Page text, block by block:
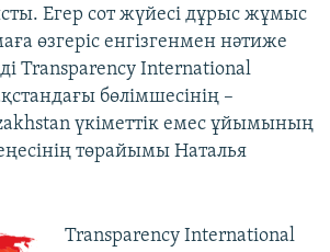
Егер сот жүйесі дұрыс жұмыс
өзгеріс енгізгенмен нәтиже
Transparency International
бөлімшесінің –
үкіметтік емес ұйымының
төрайымы Наталья
​Transparency International